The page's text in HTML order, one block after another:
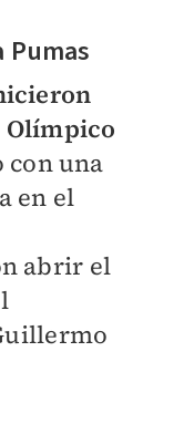
Pumas
Olímpico
con una
en el
abrir el